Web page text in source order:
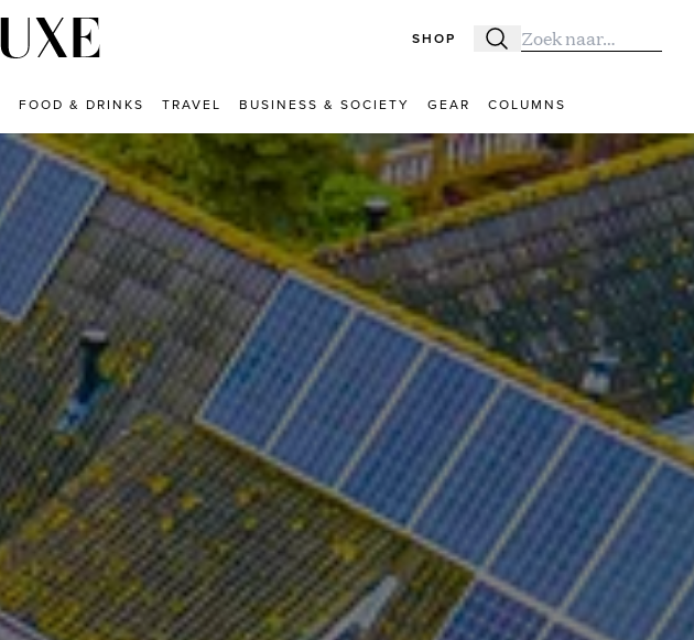
SHOP Zoeken
Zoek naar:
FOOD & DRINKS TRAVEL BUSINESS & SOCIETY GEAR COLUMNS